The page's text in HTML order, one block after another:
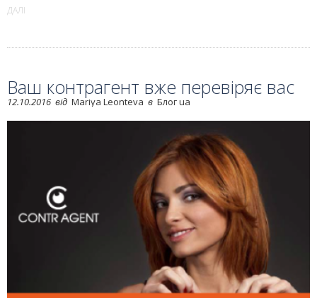
ДАЛІ
Ваш контрагент вже перевіряє вас
12.10.2016 від Mariya Leonteva в Блог ua